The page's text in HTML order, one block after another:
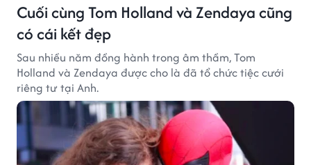
Cuối cùng Tom Holland và Zendaya cũng
có cái kết đẹp
Sau nhiều năm đồng hành trong âm thầm, Tom
Holland và Zendaya được cho là đã tổ chức tiệc cưới
riêng tư tại Anh.